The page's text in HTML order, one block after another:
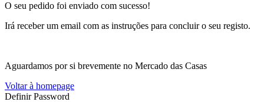
O seu pedido foi enviado com sucesso!
Irá receber um email com as instruções para concluir o seu registo.
Aguardamos por si brevemente no Mercado das Casas
Voltar à homepage
Definir Password